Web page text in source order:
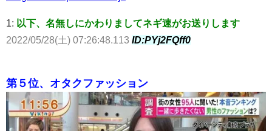
1: 以下、名無しにかわりましてネギ速がお送りします
2022/05/28(土) 07:26:48.113 ID:PYj2FQff0
第５位、オタクファッション